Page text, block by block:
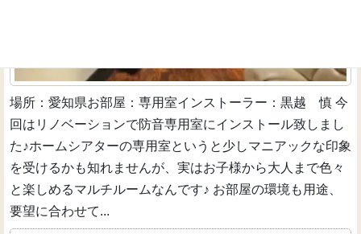
場所：愛知県お部屋：専用室インストーラー：黒越 慎 今
回はリノベーションで防音専用室にインストール致しまし
た♪ホームシアターの専用室というと少しマニアックな印象
を受けるかも知れませんが、実はお子様から大人まで色々
と楽しめるマルチルームなんです♪ お部屋の環境も用途、
要望に合わせて...